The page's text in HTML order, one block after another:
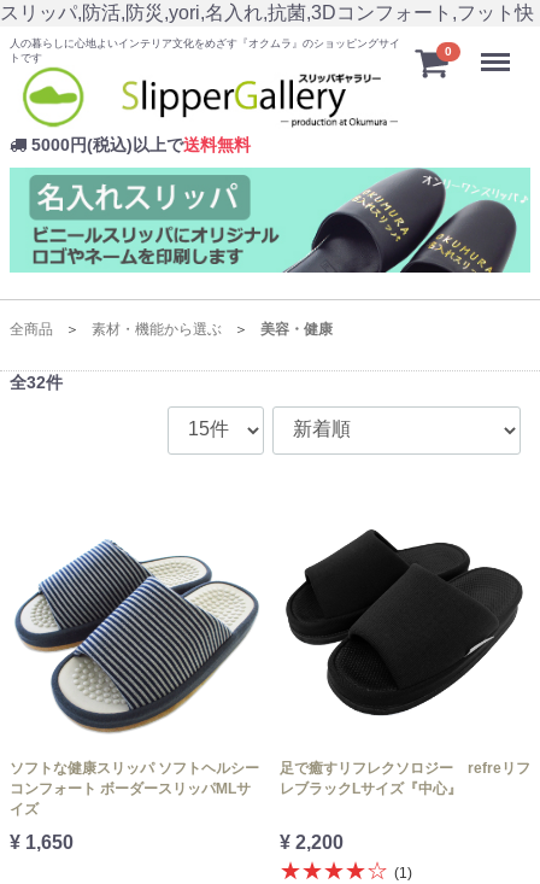
スリッパ,防活,防災,yori,名入れ,抗菌,3Dコンフォート,フット快
人の暮らしに心地よいインテリア文化をめざす『オクムラ』のショッピングサイ
トです
5000円(税込)以上で送料無料
0 Menu
全商品 素材・機能から選ぶ 美容・健康
全32件
ソフトな健康スリッパ ソフトヘルシー
コンフォート ボーダースリッパMLサ
イズ
¥ 1,650
足で癒すリフレクソロジー refreリフ
レブラックLサイズ『中心』
¥ 2,200
★★★★☆ (1)